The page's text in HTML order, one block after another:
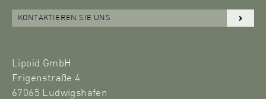
KONTAKTIEREN SIE UNS
Lipoid GmbH
Frigenstraße 4
67065 Ludwigshafen